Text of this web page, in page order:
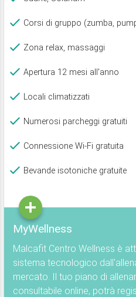
Corsi di gruppo (zumba,
Zona relax, massaggi
Apertura 12 mesi all'anno
Locali climatizzati
Numerosi parcheggi gratuiti
Connessione Wi-Fi gratuita
Bevande isotoniche gratuite
MyWellness
Malcafit Centro Wellness è
sistema tecnologico
mercato. Il tuo piano di
consultabile online, potrà